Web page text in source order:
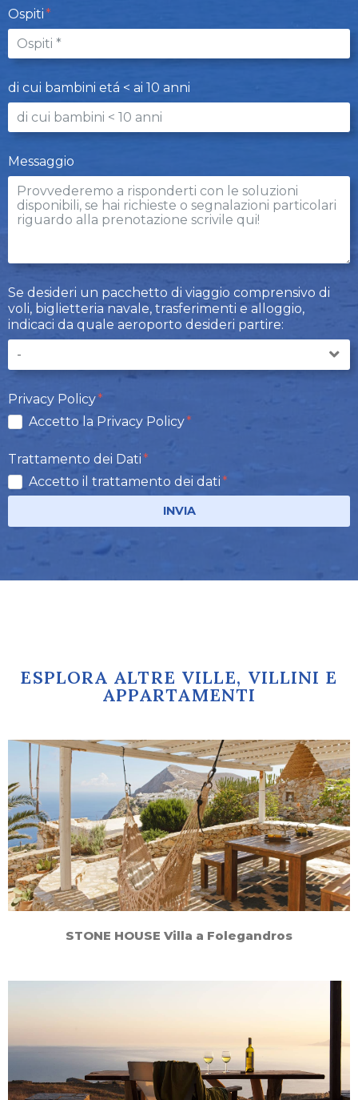
Ospiti
di cui bambini etá < ai 10 anni
Messaggio
Se desideri un pacchetto di viaggio comprensivo di
voli, biglietteria navale, trasferimenti e alloggio,
indicaci da quale aeroporto desideri partire:
Privacy Policy
Accetto la Privacy Policy
Trattamento dei Dati
Accetto il trattamento dei dati
INVIA
ESPLORA ALTRE VILLE, VILLINI E
APPARTAMENTI
STONE HOUSE Villa a Folegandros